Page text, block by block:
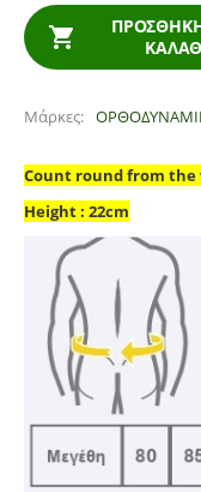
Μάρκες
Count round from
Height : 22cm